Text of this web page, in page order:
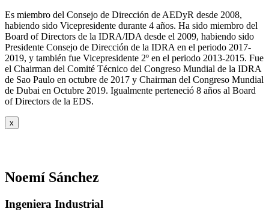
Es miembro del Consejo de Dirección de AEDyR desde 2008,
habiendo sido Vicepresidente durante 4 años. Ha sido miembro del
Board of Directors de la IDRA/IDA desde el 2009, habiendo sido
Presidente Consejo de Dirección de la IDRA en el periodo 2017-
2019, y también fue Vicepresidente 2º en el periodo 2013-2015. Fue
el Chairman del Comité Técnico del Congreso Mundial de la IDRA
de Sao Paulo en octubre de 2017 y Chairman del Congreso Mundial
de Dubai en Octubre 2019. Igualmente perteneció 8 años al Board
of Directors de la EDS.
x
Noemí Sánchez
Ingeniera Industrial